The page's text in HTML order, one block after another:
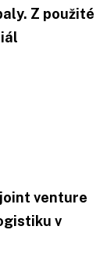
Z použité
venture
v